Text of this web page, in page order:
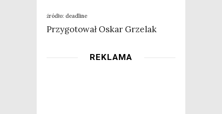
źró­dło: deadline
Przy­go­to­wał Oskar Grzelak
REKLAMA